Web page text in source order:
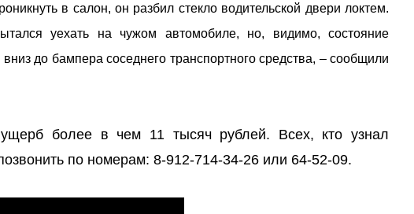
в салон, он разбил стекло водительской двери локтем.
уехать на чужом автомобиле, но, видимо, состояние
до бампера соседнего транспортного средства, – сообщили
более в чем 11 тысяч рублей. Всех, кто узнал
по номерам: 8-912-714-34-26 или 64-52-09.